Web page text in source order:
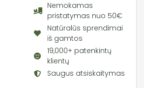
Nemokamas
pristatymas nuo 50€
Natūralūs sprendimai
iš gamtos
19,000+ patenkintų
klientų
Saugus atsiskaitymas